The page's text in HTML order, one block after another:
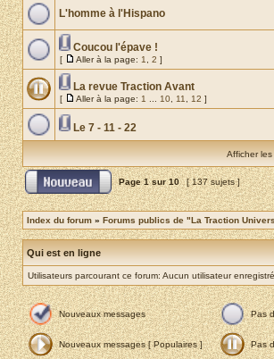
L'homme à l'Hispano
Coucou l'épave !
[ Aller à la page: 1 2 ]
La revue Traction Avant
[ Aller à la page: 1 10 11 12 ]
Le 7 - 11 - 22
Afficher
Page1sur10 [ 137 sujets ]
Index du forum » Forums publics de "La Traction
Qui est en ligne
Utilisateurs parcourant ce forum: Aucun utilisateur
Nouveaux messages Pas
Nouveaux messages [ Populaires ] Pas